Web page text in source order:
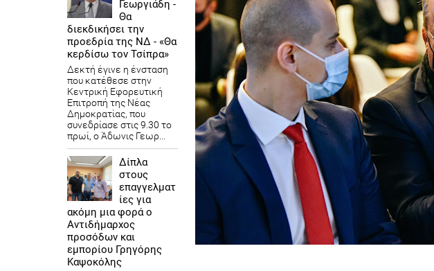
Γεωργιάδη -
Θα
διεκδικήσει την
προεδρία της ΝΔ - «Θα
κερδίσω τον Τσίπρα»
Δεκτή έγινε η ένσταση
που κατέθεσε στην
Κεντρική Εφορευτική
Επιτροπή της Νέας
Δημοκρατίας, που
συνεδρίασε στις 9.30 το
πρωί, ο Άδωνις Γεωρ...
Δίπλα
στους
επαγγελματ
ίες για
ακόμη μια φορά ο
Αντιδήμαρχος
προσόδων και
εμπορίου Γρηγόρης
Καψοκόλης